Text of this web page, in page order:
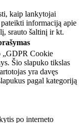
kaip lankytojai
informaciją apie
srauto šaltinį ir kt.
„GDPR Cookie
Šio slapuko tikslas
yra davęs
pagal kategoriją
po interneto